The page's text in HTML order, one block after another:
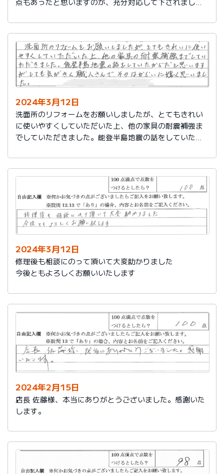
ありがとうございました。
2024年3月12日
洗面所のリフォームをお願いしましたが、とてもきれい
に使いやすくしていただいた上、他の家具の耐震補強ま
でしていただきました。能登半島地震の話をしていたか
からいに嬉しく思いました。
2024年3月12日
修理後も相談にのって頂いて大変助かりました
今後ともよろしくお願いいたします
2024年2月15日
店長 佐藤様、本当にありがとうございました。感謝いた
します。